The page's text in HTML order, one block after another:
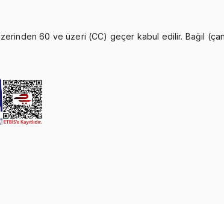
60 ve üzeri (CC) geçer kabul edilir. Bağıl (çan